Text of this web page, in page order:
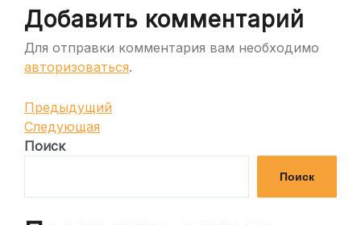
Добавить комментарий
Для отправки комментария вам необходимо
авторизоваться.
Навигация
по
записям
Предыдущая
запись
Предыдущий
Следующая
запись
Следующая
Поиск
Поиск